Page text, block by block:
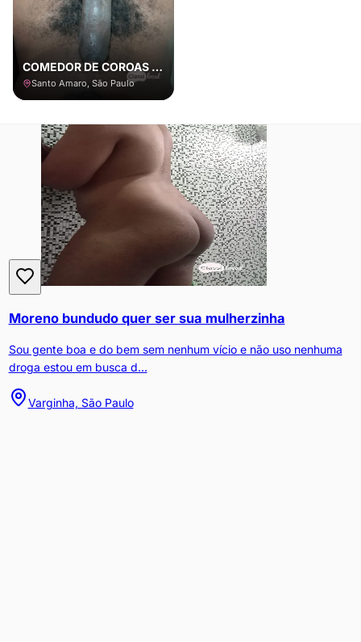
COMEDOR DE COROAS E CASADOS COM LOCAL
Santo Amaro, São Paulo
Moreno bundudo quer ser sua mulherzinha
Sou gente boa e do bem sem nenhum vício e não uso nenhuma
droga estou em busca d...
Varginha, São Paulo